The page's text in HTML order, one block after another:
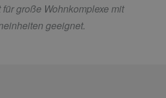
große Wohnkomplexe mit
geeignet.